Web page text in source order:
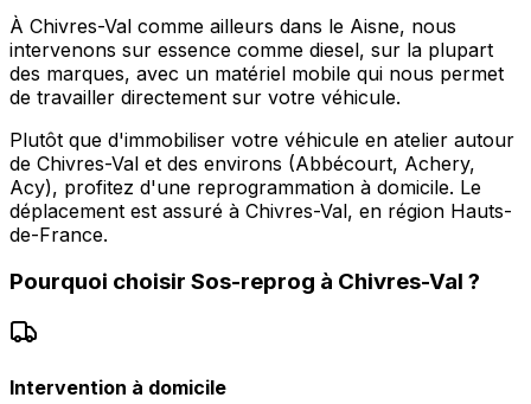
À Chivres-Val comme ailleurs dans le Aisne, nous
intervenons sur essence comme diesel, sur la plupart
des marques, avec un matériel mobile qui nous permet
de travailler directement sur votre véhicule.
Plutôt que d'immobiliser votre véhicule en atelier autour
de Chivres-Val et des environs (Abbécourt, Achery,
Acy), profitez d'une reprogrammation à domicile. Le
déplacement est assuré à Chivres-Val, en région Hauts-
de-France.
Pourquoi choisir Sos-reprog à Chivres-Val ?
Intervention à domicile